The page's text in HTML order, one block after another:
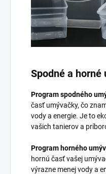
Spodné a horné
Program spodného
časť umývačky, čo
vody a energie. Je to
vašich tanierov a
Program horného
hornú časť vašej
výrazne menej vody a